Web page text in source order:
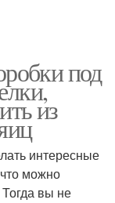
под
из
интересные
можно
вы не